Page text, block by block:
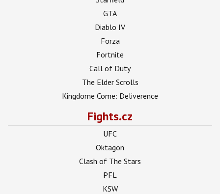
GTA
Diablo IV
Forza
Fortnite
Call of Duty
The Elder Scrolls
Kingdome Come: Deliverence
Fights.cz
UFC
Oktagon
Clash of The Stars
PFL
KSW